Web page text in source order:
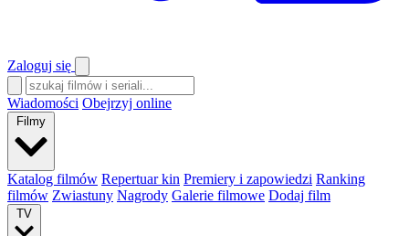
Zaloguj się
Wiadomości Obejrzyj online
Filmy
Katalog filmów Repertuar kin Premiery i zapowiedzi Ranking
filmów Zwiastuny Nagrody Galerie filmowe Dodaj film
TV